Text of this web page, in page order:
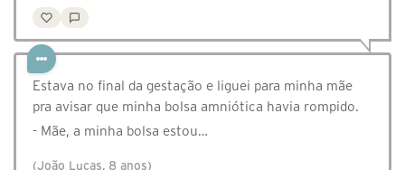
Estava no final da gestação e liguei para minha mãe
pra avisar que minha bolsa amniótica havia rompido.
- Mãe, a minha bolsa estou…
(João Lucas, 8 anos)